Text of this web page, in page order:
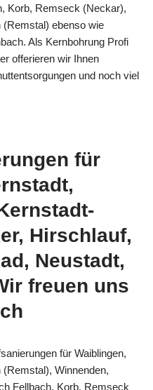
Korb, Remseck (Neckar),
ebenso wie
Als Kernbohrung Profi
offerieren wir Ihnen
und noch viel
für
Hirschlauf,
Neustadt,
freuen uns
für Waiblingen,
Winnenden,
Fellbach, Korb, Remseck